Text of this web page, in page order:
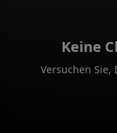
Keine
Versuchen Sie,